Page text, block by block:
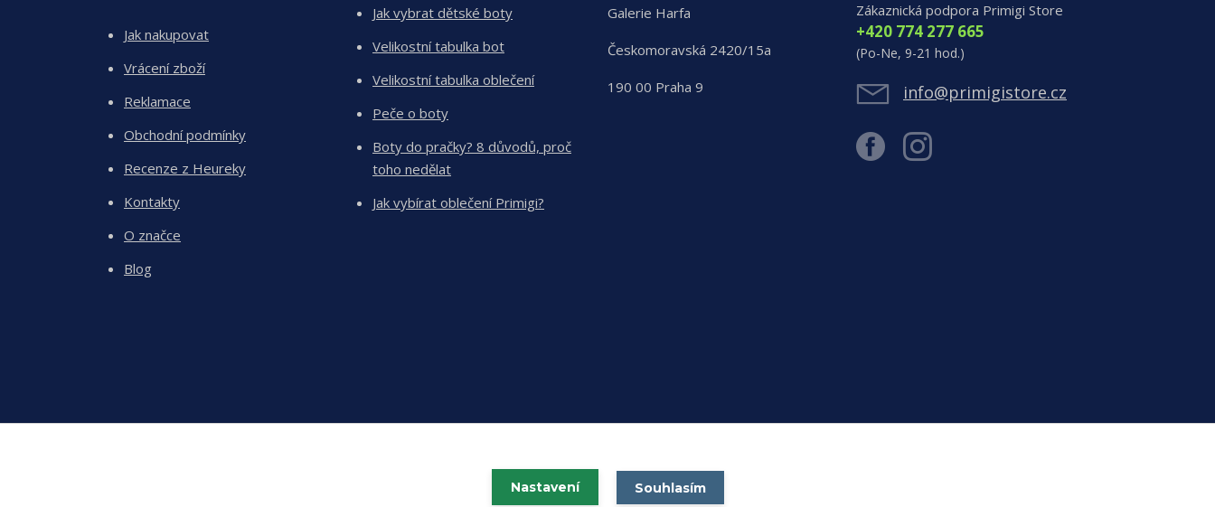
Jak nakupovat
Vrácení zboží
Reklamace
Obchodní podmínky
Recenze z Heureky
Kontakty
O značce
Blog
Jak vybrat dětské boty
Velikostní tabulka bot
Velikostní tabulka oblečení
Peče o boty
Boty do pračky? 8 důvodů, proč
toho nedělat
Jak vybírat oblečení Primigi?
Galerie Harfa
Českomoravská 2420/15a
190 00 Praha 9
Zákaznická podpora Primigi Store
+420 774 277 665
(Po-Ne, 9-21 hod.)
info@primigistore.cz
Nastavení Souhlasím